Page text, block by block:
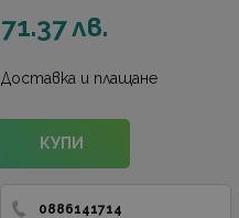
71.37лв.
Доставка и плащане
КУПИ
0886141714